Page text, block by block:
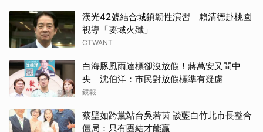
漢光42號結合城鎮韌性演習 賴清德赴桃園
視導「要域火殲」
CTWANT
白海豚風雨達標卻沒放假！蔣萬安又問中
央 沈伯洋：市民對放假標準有疑慮
鏡報
蔡壁如跨黨站台吳若茵 談藍白竹北市長整合
僵局：只有團結才能贏